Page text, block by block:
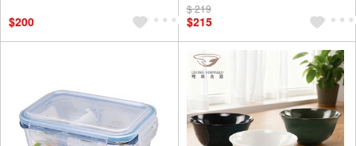
$200
$ 219
$215